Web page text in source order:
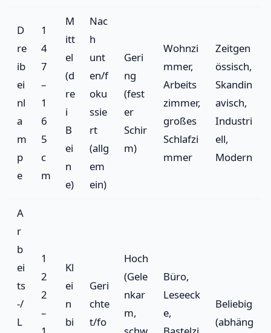
D
re
ib
ei
nl
a
m
p
e
1
4
7
–
1
6
5
c
m
M
itt
el
(d
re
i
B
ei
n
e)
Nac
h
unt
en/f
oku
ssie
rt
(allg
em
ein)
Geri
ng
(fest
er
Schir
m)
Wohnzi
mmer,
Arbeits
zimmer,
großes
Schlafzi
mmer
Zeitgen
össisch,
Skandin
avisch,
Industri
ell,
Modern
A
r
b
ei
ts
-/
L
1
2
2
–
Kl
ei
n
bi
Geri
chte
t/fo
Hoch
(Gele
nkar
m,
Büro,
Leseeck
e,
Beliebig
(abhäng